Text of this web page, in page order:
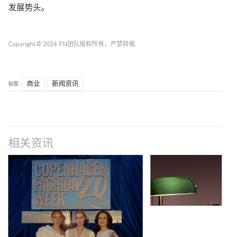
发展势头。
Copyright © 2024 FN团队 版权所有，严禁转载.
标签 : 商业 新闻资讯
相关资讯